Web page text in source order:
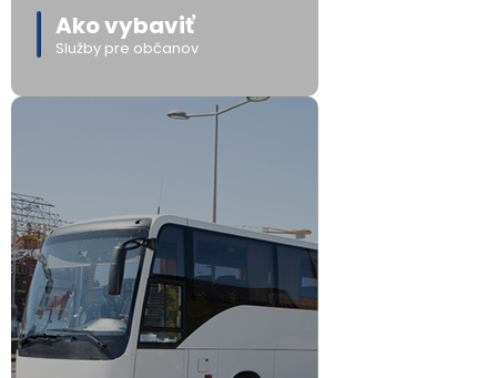
Ako vybaviť
Služby pre občanov